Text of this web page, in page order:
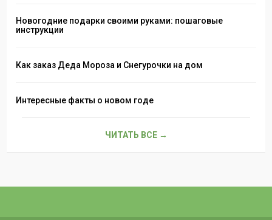
Новогодние подарки своими руками: пошаговые
инструкции
Как заказ Деда Мороза и Снегурочки на дом
Интересные факты о новом годе
ЧИТАТЬ ВСЕ →